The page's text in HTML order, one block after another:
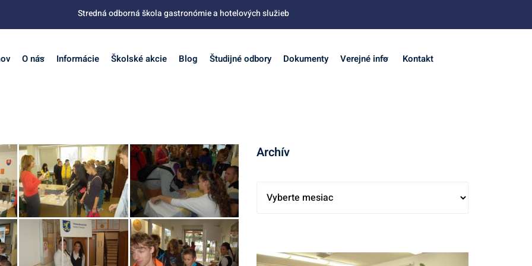
Stredná odborná škola gastronómie a hotelových služieb
O nás Informácie Školské akcie Blog Študijné odbory Dokumenty Verejné info Kontakt
Archív
í